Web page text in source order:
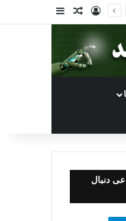
ورودنوشته تصادفی
سایدبار
دنبال